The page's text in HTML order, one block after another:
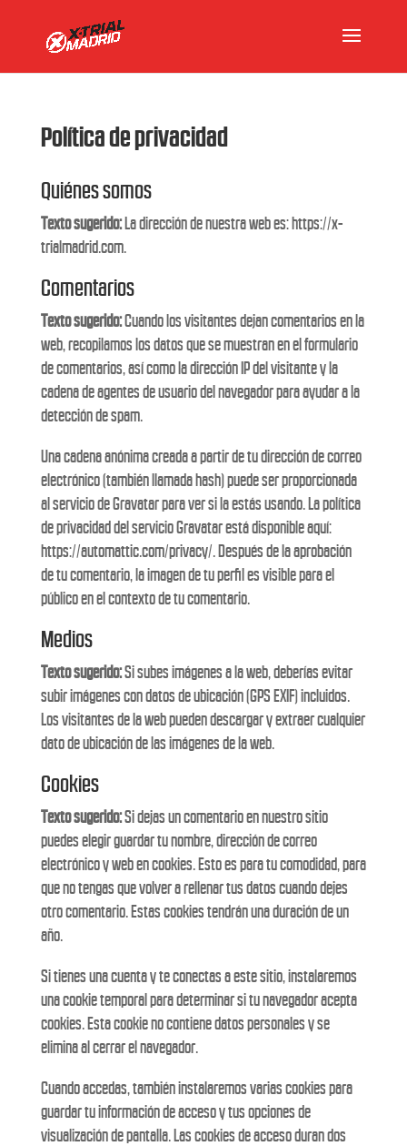
Política de privacidad
Quiénes somos
Texto sugerido:La dirección de nuestra web es: https://x-
trialmadrid.com.
Comentarios
Texto sugerido:Cuando los visitantes dejan comentarios en la
web, recopilamos los datos que se muestran en el formulario
de comentarios, así como la dirección IP del visitante y la
cadena de agentes de usuario del navegador para ayudar a la
detección de spam.
Una cadena anónima creada a partir de tu dirección de correo
electrónico (también llamada hash) puede ser proporcionada
al servicio de Gravatar para ver si la estás usando. La política
de privacidad del servicio Gravatar está disponible aquí:
https://automattic.com/privacy/. Después de la aprobación
de tu comentario, la imagen de tu perfil es visible para el
público en el contexto de tu comentario.
Medios
Texto sugerido:Si subes imágenes a la web, deberías evitar
subir imágenes con datos de ubicación (GPS EXIF) incluidos.
Los visitantes de la web pueden descargar y extraer cualquier
dato de ubicación de las imágenes de la web.
Cookies
Texto sugerido:Si dejas un comentario en nuestro sitio
puedes elegir guardar tu nombre, dirección de correo
electrónico y web en cookies. Esto es para tu comodidad, para
que no tengas que volver a rellenar tus datos cuando dejes
otro comentario. Estas cookies tendrán una duración de un
año.
Si tienes una cuenta y te conectas a este sitio, instalaremos
una cookie temporal para determinar si tu navegador acepta
cookies. Esta cookie no contiene datos personales y se
elimina al cerrar el navegador.
Cuando accedas, también instalaremos varias cookies para
guardar tu información de acceso y tus opciones de
visualización de pantalla. Las cookies de acceso duran dos